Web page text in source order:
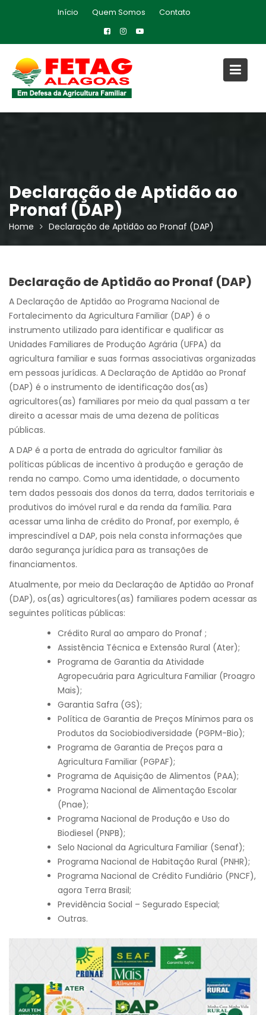
Início Quem Somos Contato
Declaração de Aptidão ao
Pronaf (DAP)
Home Declaração de Aptidão ao Pronaf (DAP)
Declaração de Aptidão ao Pronaf (DAP)
A Declaração de Aptidão ao Programa Nacional de
Fortalecimento da Agricultura Familiar (DAP) é o
instrumento utilizado para identificar e qualificar as
Unidades Familiares de Produção Agrária (UFPA) da
agricultura familiar e suas formas associativas organizadas
em pessoas jurídicas. A Declaração de Aptidão ao Pronaf
(DAP) é o instrumento de identificação dos(as)
agricultores(as) familiares por meio da qual passam a ter
direito a acessar mais de uma dezena de políticas
públicas.
A DAP é a porta de entrada do agricultor familiar às
políticas públicas de incentivo à produção e geração de
renda no campo. Como uma identidade, o documento
tem dados pessoais dos donos da terra, dados territoriais e
produtivos do imóvel rural e da renda da família. Para
acessar uma linha de crédito do Pronaf, por exemplo, é
imprescindível a DAP, pois nela consta informações que
darão segurança jurídica para as transações de
financiamentos.
Atualmente, por meio da Declaração de Aptidão ao Pronaf
(DAP), os(as) agricultores(as) familiares podem acessar as
seguintes políticas públicas:
Crédito Rural ao amparo do Pronaf ;
Assistência Técnica e Extensão Rural (Ater);
Programa de Garantia da Atividade
Agropecuária para Agricultura Familiar (Proagro
Mais);
Garantia Safra (GS);
Política de Garantia de Preços Mínimos para os
Produtos da Sociobiodiversidade (PGPM-Bio);
Programa de Garantia de Preços para a
Agricultura Familiar (PGPAF);
Programa de Aquisição de Alimentos (PAA);
Programa Nacional de Alimentação Escolar
(Pnae);
Programa Nacional de Produção e Uso do
Biodiesel (PNPB);
Selo Nacional da Agricultura Familiar (Senaf);
Programa Nacional de Habitação Rural (PNHR);
Programa Nacional de Crédito Fundiário (PNCF),
agora Terra Brasil;
Previdência Social – Segurado Especial;
Outras.